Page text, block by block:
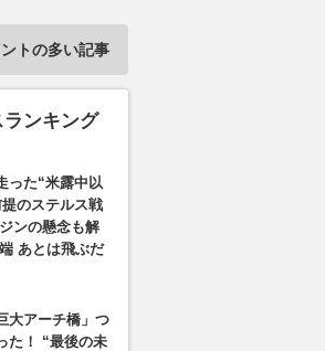
トの多い記事
ンキング
った“米露中以
のステルス戦
ンの懸念も解
あとは飛ぶだ
大アーチ橋」つ
た！ “最後の未